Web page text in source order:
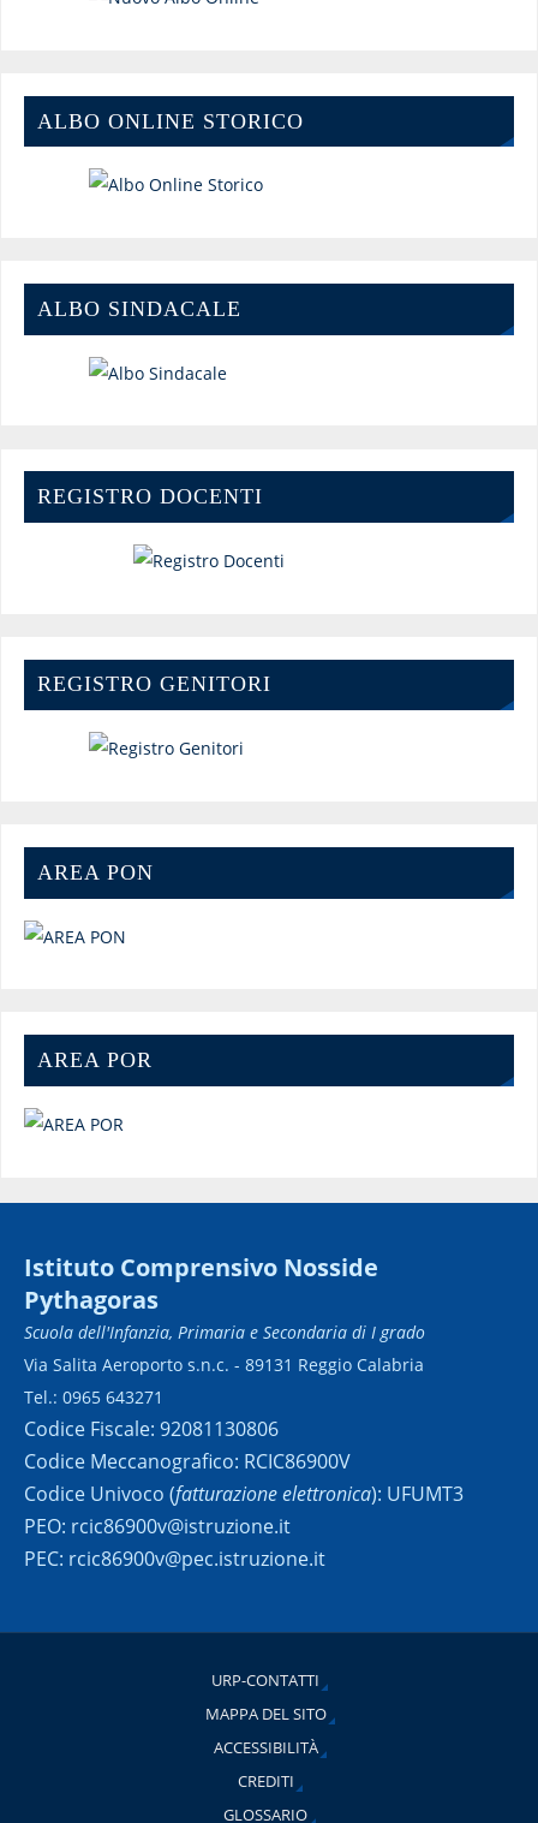
ALBO ONLINE STORICO
ALBO SINDACALE
REGISTRO DOCENTI
REGISTRO GENITORI
AREA PON
AREA POR
Istituto Comprensivo Nosside
Pythagoras
Scuola dell'Infanzia, Primaria e Secondaria di I grado
Via Salita Aeroporto s.n.c. - 89131 Reggio Calabria
Tel.: 0965 643271
Codice Fiscale: 92081130806
Codice Meccanografico: RCIC86900V
Codice Univoco (fatturazione elettronica): UFUMT3
PEO: rcic86900v@istruzione.it
PEC: rcic86900v@pec.istruzione.it
URP-CONTATTI
MAPPA DEL SITO
ACCESSIBILITÀ
CREDITI
GLOSSARIO